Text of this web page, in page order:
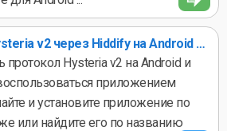
Как подключить Hysteria v2 через Hiddify на Android и iPhone
Hysteria v2 на Android и
приложением
и установите приложение по
или найдите его по названию